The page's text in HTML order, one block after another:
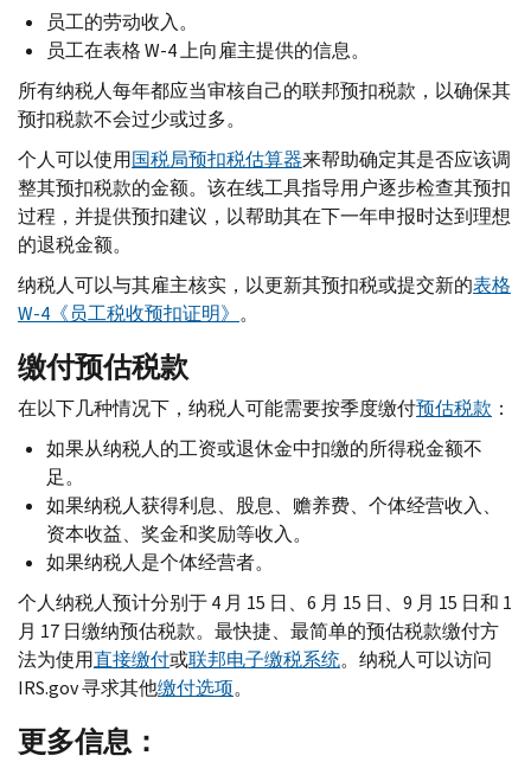
员工的劳动收入。
员工在表格W-4 上向雇主提供的信息。
所有纳税人每年都应当审核自己的联邦预扣税款，以确保其
预扣税款不会过少或过多。
个人可以使用国税局预扣税估算器来帮助确定其是否应该调
整其预扣税款的金额。该在线工具指导用户逐步检查其预扣
过程，并提供预扣建议，以帮助其在下一年申报时达到理想
的退税金额。
纳税人可以与其雇主核实，以更新其预扣税或提交新的表格
W-4《员工税收预扣证明》 。
缴付预估税款
在以下几种情况下，纳税人可能需要按季度缴付预估税款 ：
如果从纳税人的工资或退休金中扣缴的所得税金额不
足。
如果纳税人获得利息、股息、赡养费、个体经营收入、
资本收益、奖金和奖励等收入。
如果纳税人是个体经营者。
个人纳税人预计分别于 4 月 15 日、6 月 15 日、9 月 15 日和 1
月 17 日缴纳预估税款。最快捷、最简单的预估税款缴付方
法为使用直接缴付或联邦电子缴税系统。纳税人可以访问
IRS.gov寻求其他缴付选项。
更多信息：